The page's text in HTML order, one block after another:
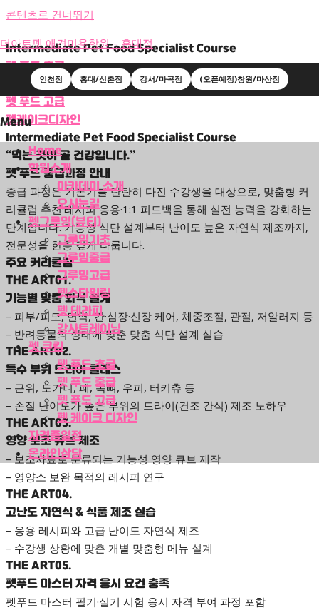
콘텐츠로 건너뛰기
더아트펫 애견미용학원 – 홍대점
인천점 홍대/신촌점 강서/마곡점 (오픈예정)창원/마산점
Menu
Home
학원소개
아카데미 소개
오시는길
펫그루밍(뷰티)
그루밍기초
그루밍중급
그루밍고급
펫스타일링
펫 테라피
강사트레이닝
펫 쿠킹
펫 푸드 초급
펫 푸드 중급
펫 푸드 고급
펫 케이크 디자인
자격증일정
온라인상담
Intermediate Pet Food Specialist Course
펫 푸드 초급
펫 푸드 중급
펫 푸드 고급
펫케이크디자인
Intermediate Pet Food Specialist Course
“먹는 것이 곧 건강입니다.”
펫 푸드 중급과정 안내
중급 과정은 기본기를 탄탄히 다진 수강생을 대상으로, 맞춤형 커
리큘럼 추천·레시피 응용·1:1 피드백을 통해 실전 능력을 강화하는
단계입니다. 기능성 식단 설계부터 난이도 높은 자연식 제조까지,
전문성을 한층 깊게 다룹니다.
주요 커리큘럼
THE ART01.
기능별 맞춤 화식 설계
– 피부/피모, 면역, 간·심장·신장 케어, 체중조절, 관절, 저알러지 등
– 반려동물의 상태에 맞춘 맞춤 식단 설계 실습
THE ART02.
특수 부위 드라이 클래스
– 근위, 도가니, 폐, 목뼈, 우피, 터키츄 등
– 손질 난이도가 높은 부위의 드라이(건조 간식) 제조 노하우
THE ART03.
영양 보조 큐브 제조
– 보조사료로 분류되는 기능성 영양 큐브 제작
– 영양소 보완 목적의 레시피 연구
THE ART04.
고난도 자연식 & 식품 제조 실습
– 응용 레시피와 고급 난이도 자연식 제조
– 수강생 상황에 맞춘 개별 맞춤형 메뉴 설계
THE ART05.
펫푸드 마스터 자격 응시 요건 충족
펫푸드 마스터 필기·실기 시험 응시 자격 부여 과정 포함